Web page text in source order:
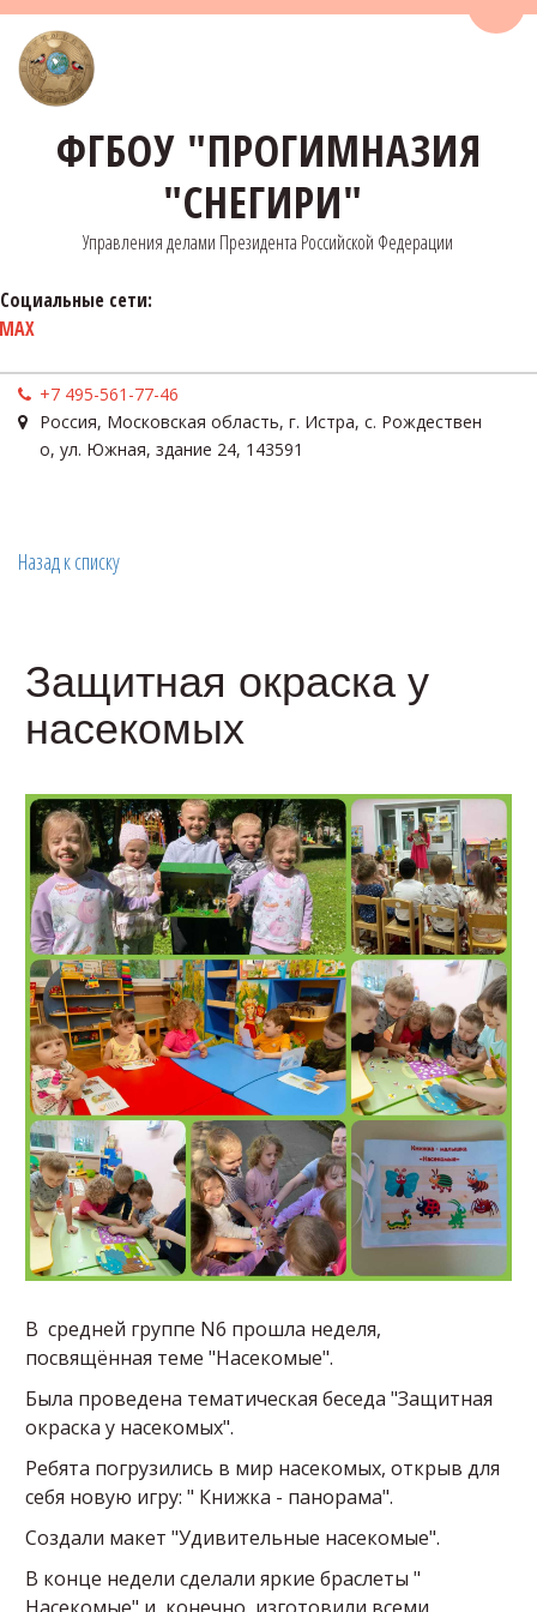
ФГБОУ "ПРОГИМНАЗИЯ
"СНЕГИРИ"
Управления делами Президента Российской Федерации
Социальные сети:
MAX
+7 495-561-77-46
Россия, Московская область, г. Истра, с. Рождествен
о, ул. Южная, здание 24, 143591
Назад к списку
Защитная окраска у
насекомых
В средней группе N6 прошла неделя,
посвящённая теме "Насекомые".
Была проведена тематическая беседа "Защитная
окраска у насекомых".
Ребята погрузились в мир насекомых, открыв для
себя новую игру: " Книжка - панорама".
Создали макет "Удивительные насекомые".
В конце недели сделали яркие браслеты "